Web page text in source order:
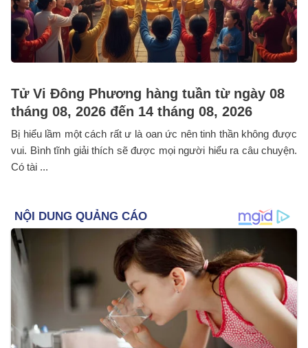
Tử Vi Đông Phương hàng tuần từ ngày 08
tháng 08, 2026 đến 14 tháng 08, 2026
Bị hiểu lầm một cách rất ư là oan ức nên tinh thần không được
vui. Bình tĩnh giải thích sẽ được mọi người hiểu ra câu chuyện.
Có tài ...